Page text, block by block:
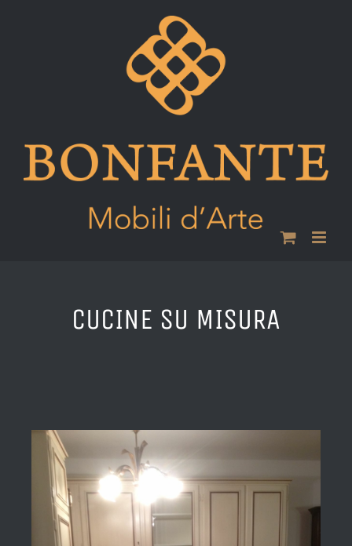
CUCINE SU MISURA
View
Larger
Image